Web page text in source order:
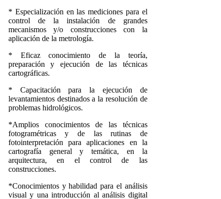
* Especialización en las mediciones para el
control de la instalación de grandes
mecanismos y/o construcciones con la
aplicación de la metrología.
* Eficaz conocimiento de la teoría,
preparación y ejecución de las técnicas
cartográficas.
* Capacitación para la ejecución de
levantamientos destinados a la resolución de
problemas hidrológicos.
*Amplios conocimientos de las técnicas
fotogramétricas y de las rutinas de
fotointerpretación para aplicaciones en la
cartografía general y temática, en la
arquitectura, en el control de las
construcciones.
*Conocimientos y habilidad para el análisis
visual y una introducción al análisis digital